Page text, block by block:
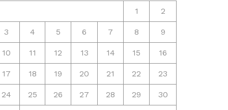
1 2
3 4 5 6 7 8 9
10 11 12 13 14 15 16
17 18 19 20 21 22 23
24 25 26 27 28 29 30